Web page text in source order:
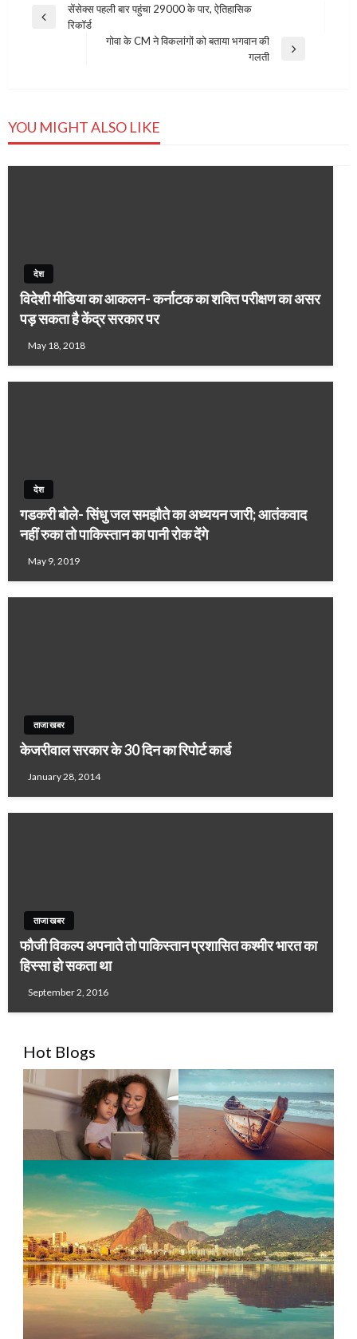
Post
navigation
Previous
सेंसेक्‍स पहली बार पहुंचा 29000 के पार, ऐतिहासिक
रिकॉर्ड
गोवा के CM ने विकलांगों को बताया भगवान की
गलती
YOU MIGHT ALSO LIKE
देश
विदेशी मीडिया का आकलन- कर्नाटक का शक्ति परीक्षण का असर
पड़ सकता है केंद्र सरकार पर
May 18, 2018
देश
गडकरी बोले- सिंधु जल समझौते का अध्ययन जारी; आतंकवाद
नहीं रुका तो पाकिस्तान का पानी रोक देंगे
May 9, 2019
ताजा खबर
केजरीवाल सरकार के 30 दिन का रिपोर्ट कार्ड
January 28, 2014
ताजा खबर
फौजी विकल्प अपनाते तो पाकिस्तान प्रशासित कश्मीर भारत का
हिस्सा हो सकता था
September 2, 2016
Hot Blogs